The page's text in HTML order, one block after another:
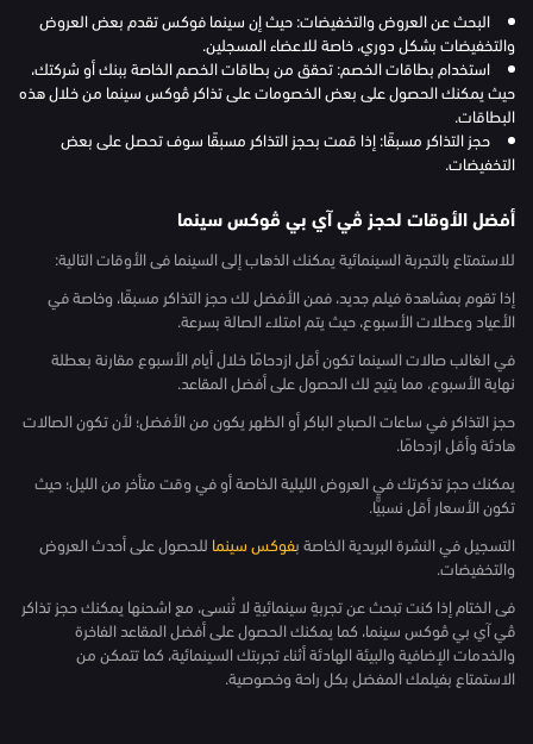
البحث عن العروض والتخفيضات: حيث إن سينما فوكس تقدم بعض العروض
والتخفيضات بشكل دوري، خاصة للاعضاء المسجلين.
استخدام بطاقات الخصم: تحقق من بطاقات الخصم الخاصة ببنك أو شركتك،
حيث يمكنك الحصول على بعض الخصومات على تذاكر ڤوكس سينما من خلال هذه
البطاقات.
حجز التذاكر مسبقًا: إذا قمت بحجز التذاكر مسبقًا سوف تحصل على بعض
التخفيضات.
أفضل الأوقات لحجز ڤي آي بي ڤوكس سينما
للاستمتاع بالتجربة السينمائية يمكنك الذهاب إلى السينما فى الأوقات التالية:
إذا تقوم بمشاهدة فيلم جديد، فمن الأفضل لك حجز التذاكر مسبقًا، وخاصة في
الأعياد وعطلات الأسبوع، حيث يتم امتلاء الصالة بسرعة.
في الغالب صالات السينما تكون أقل ازدحامًا خلال أيام الأسبوع مقارنة بعطلة
نهاية الأسبوع، مما يتيح لك الحصول على أفضل المقاعد.
حجز التذاكر في ساعات الصباح الباكر أو الظهر يكون من الأفضل؛ لأن تكون الصالات
هادئة وأقل ازدحامًا.
يمكنك حجز تذكرتك في العروض الليلية الخاصة أو في وقت متأخر من الليل؛ حيث
تكون الأسعار أقل نسبيًّا.
التسجيل في النشرة البريدية الخاصة بفوكس سينما للحصول على أحدث العروض
والتخفيضات.
فى الختام إذا كنت تبحث عن تجربةٍ سينمائيةٍ لا تُنسى، مع اشحنها يمكنك حجز تذاكر
ڤي آي بي ڤوكس سينما، كما يمكنك الحصول على أفضل المقاعد الفاخرة
والخدمات الإضافية والبيئة الهادئة أثناء تجربتك السينمائية، كما تتمكن من
الاستمتاع بفيلمك المفضل بكل راحة وخصوصية.